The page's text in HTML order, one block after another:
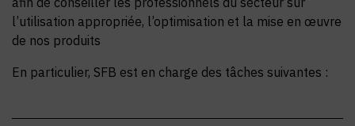
l’utilisation appropriée, l’optimisation et la mise en œuvre
de nos produits
En particulier, SFB est en charge des tâches suivantes :